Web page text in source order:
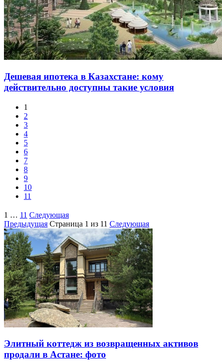
Дешевая ипотека в Казахстане: кому
действительно доступны такие условия
1
2
3
4
5
6
7
8
9
10
11
1 … 11 Следующая
Предыдущая Страница 1 из 11 Следующая
Элитный коттедж из возвращенных активов
продали в Астане: фото